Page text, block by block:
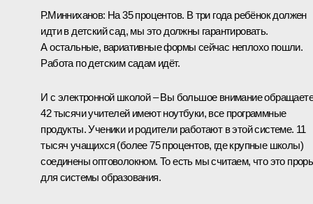
Р.Минниханов: На 35 процентов. В три года ребёнок должен
идти в детский сад, мы это должны гарантировать.
А остальные, вариативные формы сейчас неплохо пошли.
Работа по детским садам идёт.
И с электронной школой – Вы большое внимание
42 тысячи учителей имеют ноутбуки, все программные
продукты. Ученики и родители работают в этой системе. 11
тысяч учащихся (более 75 процентов, где крупные школы)
соединены оптоволокном. То есть мы считаем, что это
для системы образования.